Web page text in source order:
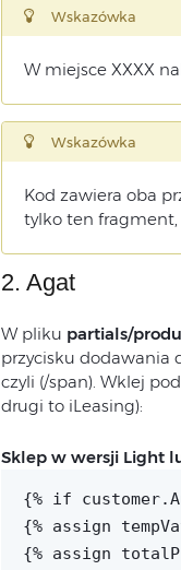
Wskazówka
W miejsce XXXX
Wskazówka
Kod zawiera oba
tylko ten fragment,
2. Agat
W pliku partials/
przycisku dodawania
czyli (/span). Wklej
drugi to iLeasing):
Sklep w wersji Light
{% if
{% assign
{% assign